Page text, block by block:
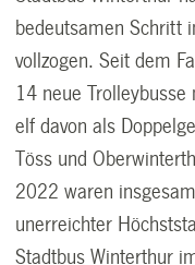
bedeutsamen Schritt
vollzogen. Seit dem
14 neue
elf davon als
Töss und
2022 waren
unerreichter
Stadtbus Winterthur